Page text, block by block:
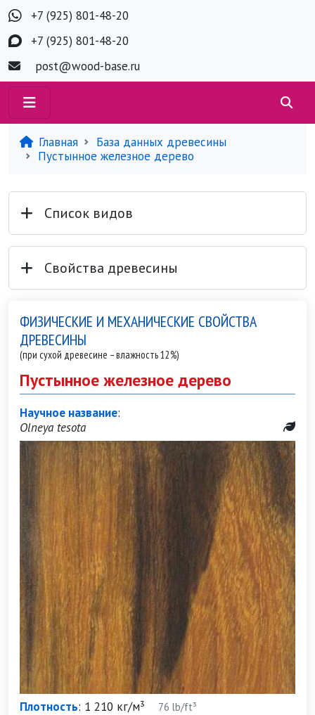
+7 (925) 801-48-20
+7 (925) 801-48-20
post@wood-base.ru
Главная
База данных древесины
Пустынное железное дерево
Список видов
Свойства древесины
ФИЗИЧЕСКИЕ И МЕХАНИЧЕСКИЕ СВОЙСТВА
ДРЕВЕСИНЫ
(при сухой древесине – влажность 12%)
Пустынное железное дерево
Научное название:
Olneya tesota
Плотность: 1 210 кг/м³ 76 lb/ft³